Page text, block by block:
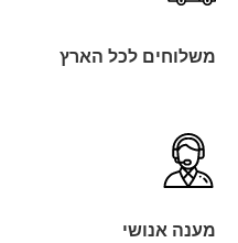
משלוחים לכל הארץ
מענה אנושי